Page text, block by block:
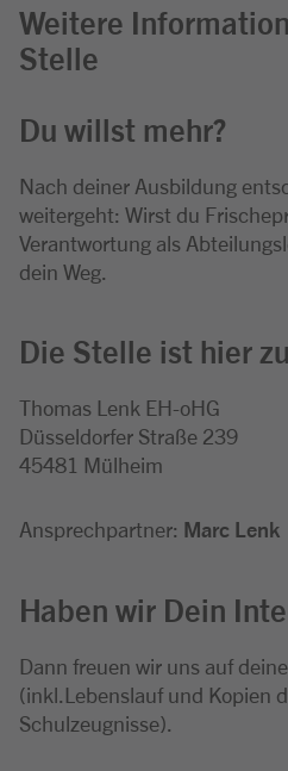
Weitere
Stelle
Du willst mehr?
Nach deiner Ausbildung
weitergeht: Wirst du
Verantwortung als
dein Weg.
Die Stelle ist hier
Thomas Lenk EH-oHG
Düsseldorfer Straße 239
45481 Mülheim
Ansprechpartner: Marc Lenk
Haben wir Dein
Dann freuen wir uns auf
(inkl.Lebenslauf und Kopien
Schulzeugnisse).